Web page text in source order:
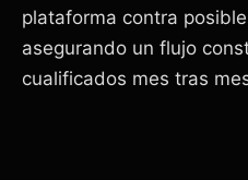
plataforma contra
asegurando un flujo
cualificados mes tras